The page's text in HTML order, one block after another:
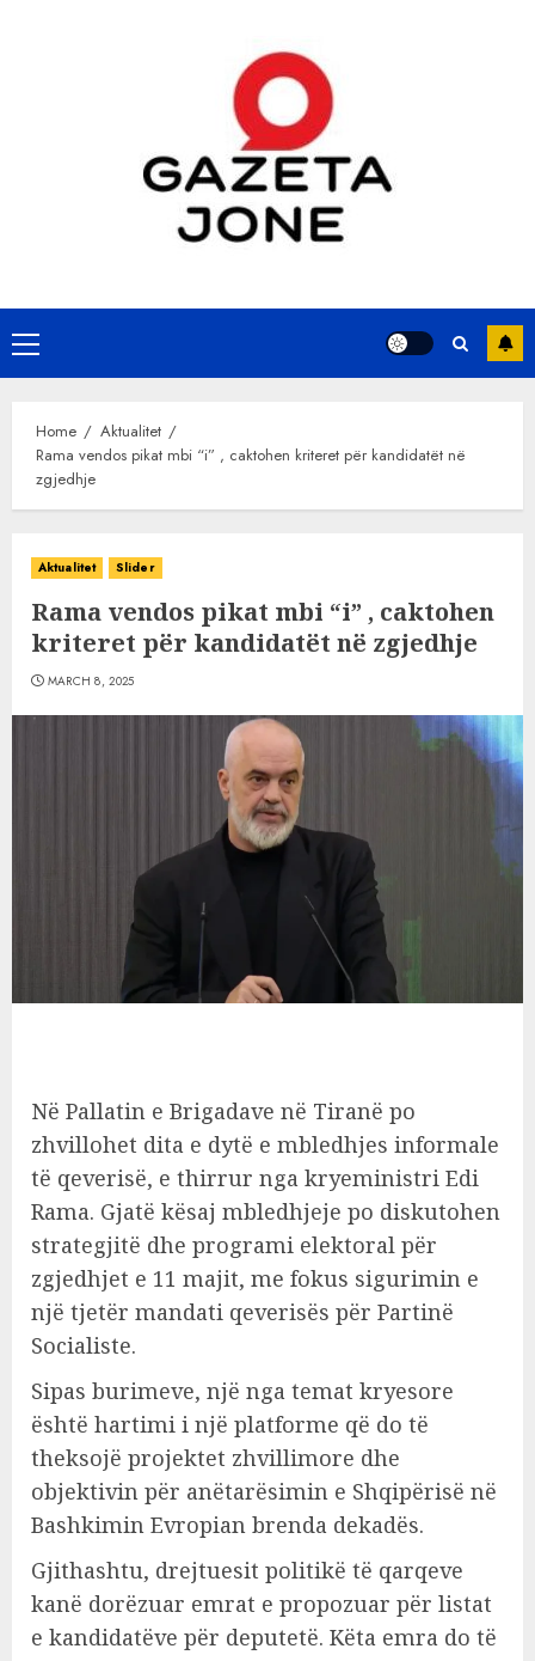
Primary
Menu
Home
Aktualitet
Rama vendos pikat mbi “i” , caktohen kriteret për kandidatët në
zgjedhje
Aktualitet Slider
Rama vendos pikat mbi “i” , caktohen
kriteret për kandidatët në zgjedhje
MARCH 8, 2025
Në Pallatin e Brigadave në Tiranë po
zhvillohet dita e dytë e mbledhjes informale
të qeverisë, e thirrur nga kryeministri Edi
Rama. Gjatë kësaj mbledhjeje po diskutohen
strategjitë dhe programi elektoral për
zgjedhjet e 11 majit, me fokus sigurimin e
një tjetër mandati qeverisës për Partinë
Socialiste.
Sipas burimeve, një nga temat kryesore
është hartimi i një platforme që do të
theksojë projektet zhvillimore dhe
objektivin për anëtarësimin e Shqipërisë në
Bashkimin Evropian brenda dekadës.
Gjithashtu, drejtuesit politikë të qarqeve
kanë dorëzuar emrat e propozuar për listat
e kandidatëve për deputetë. Këta emra do të